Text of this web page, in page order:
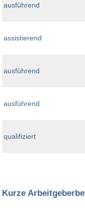
ausführend
assistierend
ausführend
ausführend
qualifiziert
Kurze